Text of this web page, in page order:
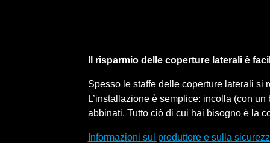
Il risparmio delle coperture laterali è
Spesso le staffe delle coperture laterali si
L’installazione è semplice: incolla (con
abbinati. Tutto ciò di cui hai bisogno è la
Informazioni sul produttore e sulla